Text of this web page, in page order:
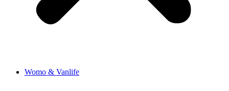
Womo & Vanlife